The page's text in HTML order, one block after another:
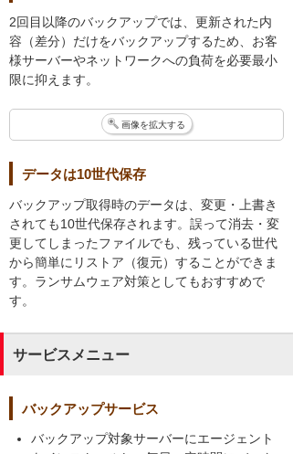
2回目以降のバックアップでは、更新された内
容（差分）だけをバックアップするため、お客
様サーバーやネットワークへの負荷を必要最小
限に抑えます。
画像を拡大する
データは10世代保存
バックアップ取得時のデータは、変更・上書き
されても10世代保存されます。誤って消去・変
更してしまったファイルでも、残っている世代
から簡単にリストア（復元）することができま
す。ランサムウェア対策としてもおすすめで
す。
サービスメニュー
バックアップサービス
バックアップ対象サーバーにエージェント